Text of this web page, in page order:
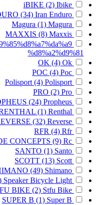
iBIKE (2) Ibike
(34) Iran Enduro
Magura (1) Magura
MAXXIS (8) Maxxis
%d8%a2%d9%81
OK (4) Ok
POC (4) Poc
Polisport (4) Polisport
PRO (2) Pro
(24) Propheus
(1) Renthal
(32) Reverse
RFR (4) Rfr
CONCEPTS (9) Rc
SANTO (1) Santo
SCOTT (13) Scott
(49) Shimano
Speaker Bicycle Light
BIKE (2) Stfu Bike
SUPER B (1) Super B